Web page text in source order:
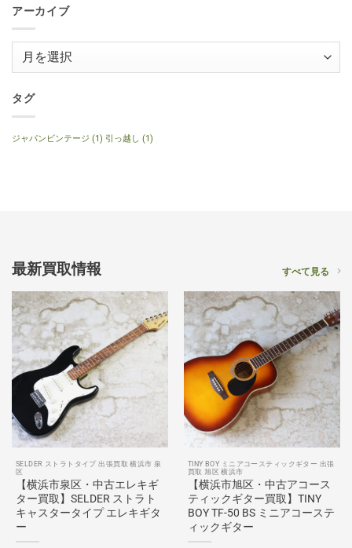
ッ
ク
へ
の
Anniversary
製
ル
アーカイブ
イ
タグ
ジャパンビンテージ (1) 引っ越し (1)
最新買取情報 すべて見る
SELDER ストラトタイプ 出張買取 横浜市 泉
区
【横浜市泉区・中古エレキギ
ター買取】SELDER ストラト
キャスタータイプ エレキギタ
ー
TINY BOY ミニアコースティックギター 出張
買取 旭区 横浜市
【横浜市旭区・中古アコース
ティックギター買取】TINY
BOY TF-50 BS ミニアコーステ
ィックギター